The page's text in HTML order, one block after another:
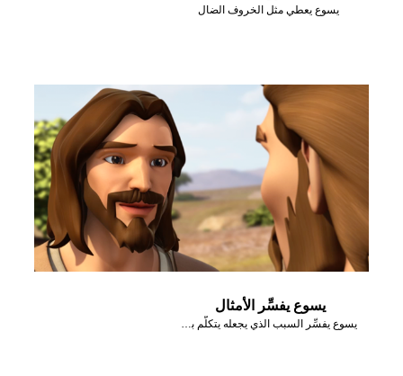
يسوع يعطي مثل الخروف الضال
يسوع يفسِّر الأمثال
يسوع يفسِّر السبب الذي يجعله يتكلَّم بأمثال